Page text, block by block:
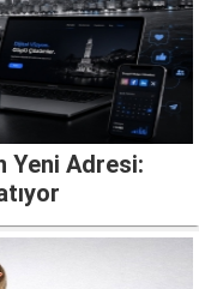
Yeni Adresi: